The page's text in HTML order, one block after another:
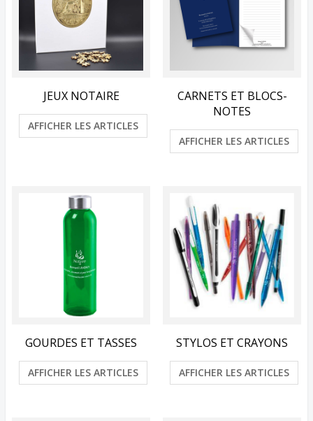
JEUX NOTAIRE
AFFICHER LES ARTICLES
CARNETS ET BLOCS-
NOTES
AFFICHER LES ARTICLES
GOURDES ET TASSES
AFFICHER LES ARTICLES
STYLOS ET CRAYONS
AFFICHER LES ARTICLES